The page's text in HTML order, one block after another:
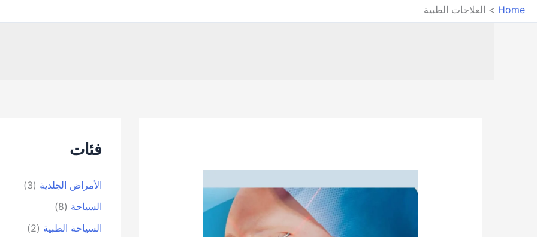
Home العلاجات الطبية
الحقن
فئات
الأمراض الجلدية (3)
السياحة (8)
السياحة الطبية (2)